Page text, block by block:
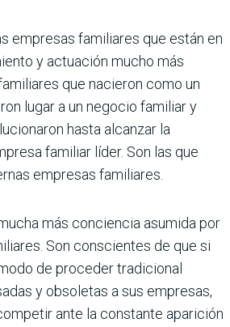
empresas familiares que están en
y actuación mucho más
que nacieron como un
lugar a un negocio familiar y
hasta alcanzar la
familiar líder. Son las que
empresas familiares.
más conciencia asumida por
Son conscientes de que si
de proceder tradicional
y obsoletas a sus empresas,
ante la constante aparición